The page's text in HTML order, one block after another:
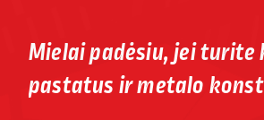
Mielai padėsiu, jei turite
pastatus ir metalo